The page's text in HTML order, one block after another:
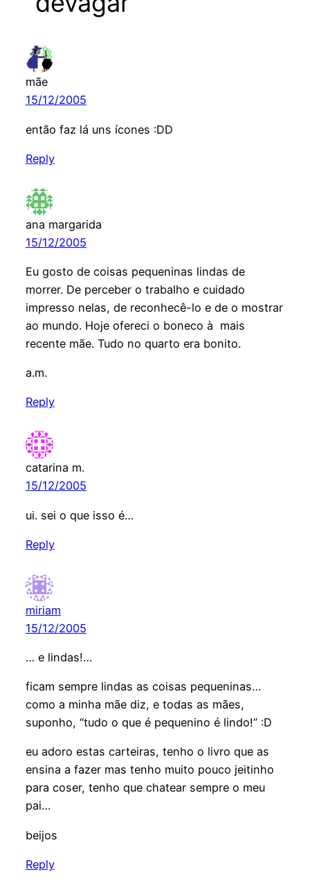
mãe
15/12/2005
então faz lá uns ícones :DD
Reply
ana margarida
15/12/2005
Eu gosto de coisas pequeninas lindas de
morrer. De perceber o trabalho e cuidado
impresso nelas, de reconhecê-lo e de o mostrar
ao mundo. Hoje ofereci o boneco à mais
recente mãe. Tudo no quarto era bonito.
a.m.
Reply
catarina m.
15/12/2005
ui. sei o que isso é…
Reply
miriam
15/12/2005
… e lindas!…
ficam sempre lindas as coisas pequeninas…
como a minha mãe diz, e todas as mães,
suponho, “tudo o que é pequenino é lindo!” :D
eu adoro estas carteiras, tenho o livro que as
ensina a fazer mas tenho muito pouco jeitinho
para coser, tenho que chatear sempre o meu
pai…
beijos
Reply